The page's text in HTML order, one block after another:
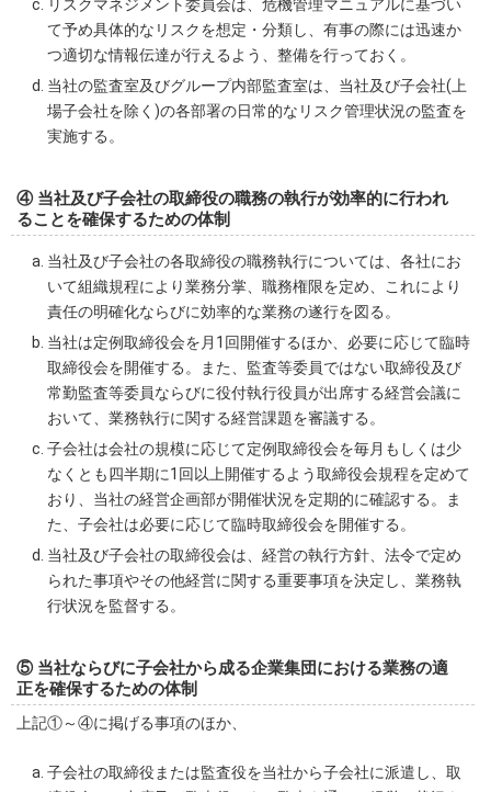
リスクマネジメント委員会は、危機管理マニュアルに基づい
て予め具体的なリスクを想定・分類し、有事の際には迅速か
つ適切な情報伝達が行えるよう、整備を行っておく。
当社の監査室及びグループ内部監査室は、当社及び子会社(上
場子会社を除く)の各部署の日常的なリスク管理状況の監査を
実施する。
④ 当社及び子会社の取締役の職務の執行が効率的に行われ
ることを確保するための体制
当社及び子会社の各取締役の職務執行については、各社にお
いて組織規程により業務分掌、職務権限を定め、これにより
責任の明確化ならびに効率的な業務の遂行を図る。
当社は定例取締役会を月1回開催するほか、必要に応じて臨時
取締役会を開催する。また、監査等委員ではない取締役及び
常勤監査等委員ならびに役付執行役員が出席する経営会議に
おいて、業務執行に関する経営課題を審議する。
子会社は会社の規模に応じて定例取締役会を毎月もしくは少
なくとも四半期に1回以上開催するよう取締役会規程を定めて
おり、当社の経営企画部が開催状況を定期的に確認する。ま
た、子会社は必要に応じて臨時取締役会を開催する。
当社及び子会社の取締役会は、経営の執行方針、法令で定め
られた事項やその他経営に関する重要事項を決定し、業務執
行状況を監督する。
⑤ 当社ならびに子会社から成る企業集団における業務の適
正を確保するための体制
上記①～④に掲げる事項のほか、
子会社の取締役または監査役を当社から子会社に派遣し、取